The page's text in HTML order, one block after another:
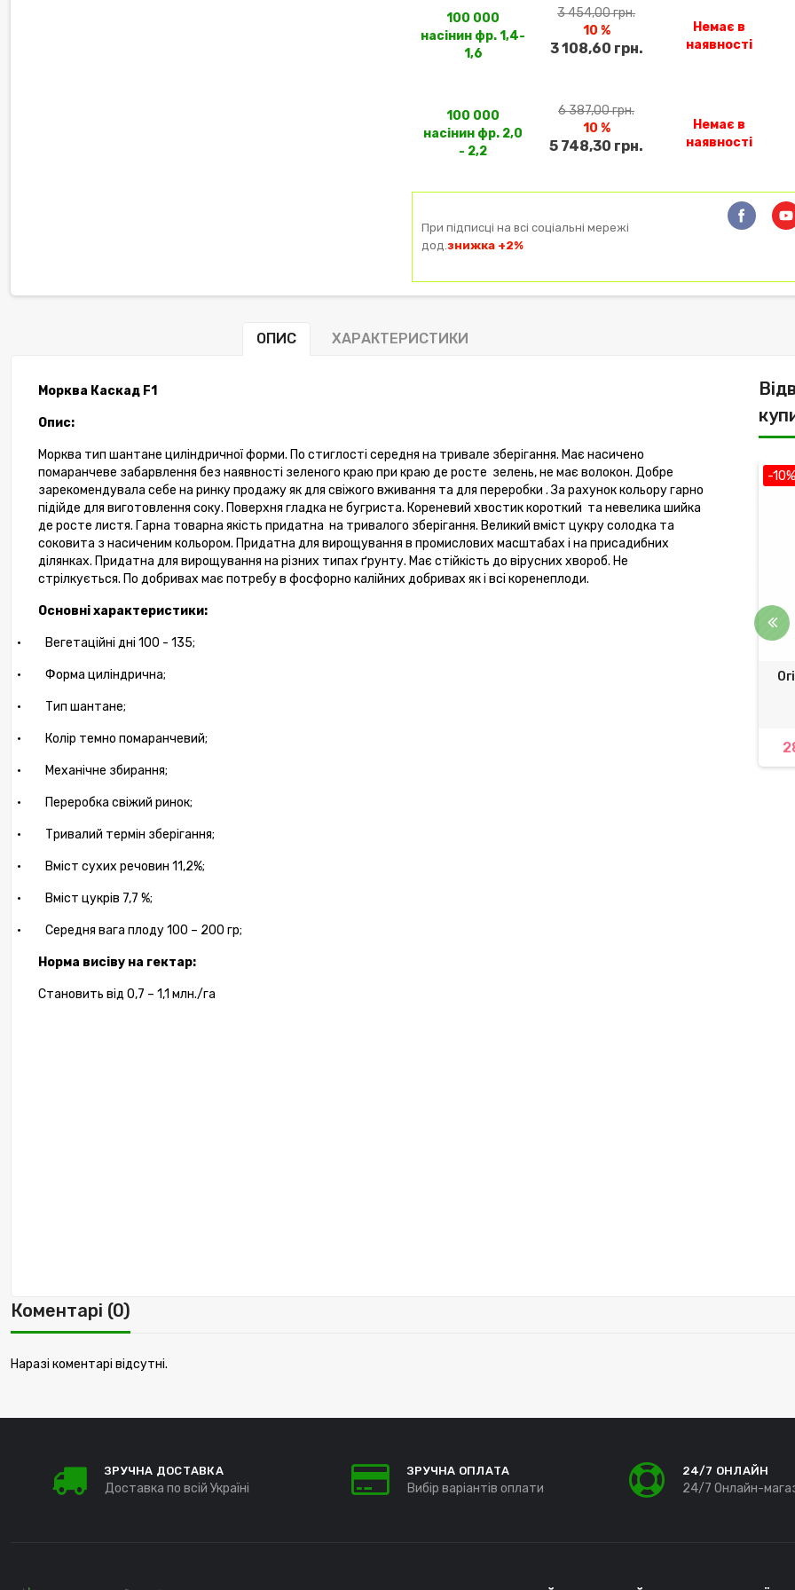
100 000
насінин фр. 1,4-
1,6
3 454,00 грн.
10 %
3 108,60 грн.
Немає в
наявності
100 000
насінин фр. 2,0
- 2,2
6 387,00 грн.
10 %
5 748,30 грн.
Немає в
наявності
При підписці на всі соціальні мережі
дод.знижка +2%
ОПИС ХАРАКТЕРИСТИКИ
Морква Каскад F1
Опис:
Морква тип шантане циліндричної форми. По стиглості середня на тривале зберігання. Має насичено
помаранчеве забарвлення без наявності зеленого краю при краю де росте зелень, не має волокон. Добре
зарекомендувала себе на ринку продажу як для свіжого вживання та для переробки . За рахунок кольору гарно
підійде для виготовлення соку. Поверхня гладка не бугриста. Кореневий хвостик короткий та невелика шийка
де росте листя. Гарна товарна якість придатна на тривалого зберігання. Великий вміст цукру солодка та
соковита з насиченим кольором. Придатна для вирощування в промислових масштабах і на присадибних
ділянках. Придатна для вирощування на різних типах ґрунту. Має стійкість до вірусних хвороб. Не
стрілкується. По добривах має потребу в фосфорно калійних добривах як і всі коренеплоди.
Основні характеристики:
· Вегетаційні дні 100 - 135;
· Форма циліндрична;
· Тип шантане;
· Колір темно помаранчевий;
· Механічне збирання;
· Переробка свіжий ринок;
· Тривалий термін зберігання;
· Вміст сухих речовин 11,2%;
· Вміст цукрів 7,7 %;
· Середня вага плоду 100 – 200 гр;
Норма висіву на гектар:
Становить від 0,7 – 1,1 млн./га
-10% -10% -10%
Коментарі (0)
Наразі коментарі відсутні.
ЗРУЧНА ДОСТАВКА
Доставка по всій Україні
ЗРУЧНА ОПЛАТА
Вибір варіантів оплати
24/7 ОНЛАЙН
24/7 Онлайн-